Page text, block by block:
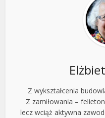
Z wykształcenia
Z zamiłowania –
lecz wciąż aktywna